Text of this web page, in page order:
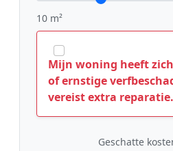
10 m²
Mijn woning heeft
of ernstige
vereist extra reparatie.
Geschatte